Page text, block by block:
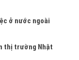
ở nước ngoài
thị trường Nhật